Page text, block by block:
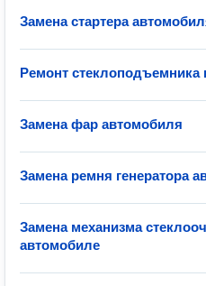
Замена стартера
Ремонт стеклоподъемника
Замена фар автомобиля
Замена ремня генератора
Замена механизма
автомобиле